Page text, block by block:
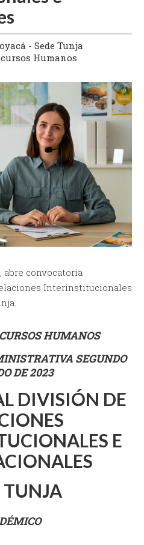
- Sede Tunja
Humanos
abre convocatoria
Interinstitucionales
HUMANOS
SEGUNDO
DE 2023
DIVISIÓN DE
E
TUNJA